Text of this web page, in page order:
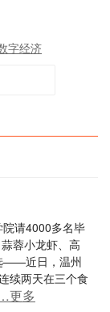
字经济
院请4000多名毕
蓉小龙虾、高
——近日，温州
续两天在三个食
多